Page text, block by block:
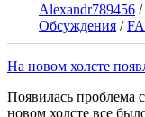
Alexandr789456 /
Обсуждения /
На новом холсте
Появилась проблема
новом холсте все